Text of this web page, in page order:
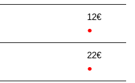
12€
●
22€
●